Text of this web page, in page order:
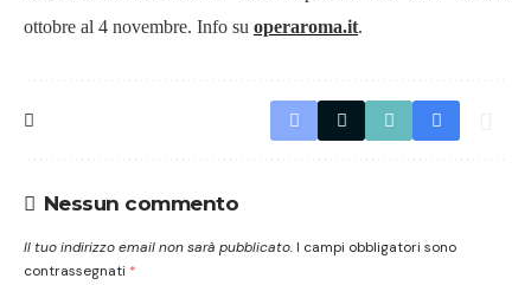
ottobre al 4 novembre. Info su operaroma.it.
Nessun commento
Il tuo indirizzo email non sarà pubblicato. I campi obbligatori sono
contrassegnati *